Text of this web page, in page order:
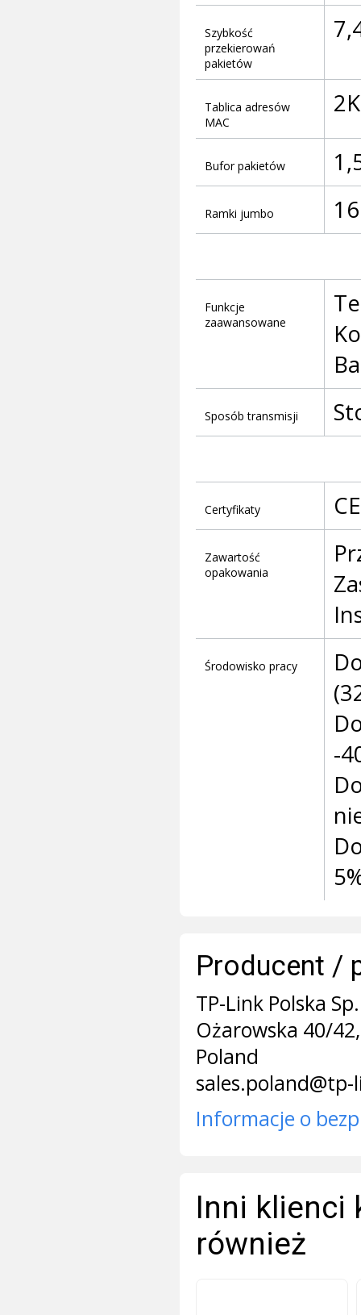
Szybkość
przekierowań
pakietów
Tablica adresów
MAC
2K
Bufor pakietów
Ramki jumbo
Funkcje
zaawansowane
Sposób transmisji
Certyfikaty
Zawartość
opakowania
Środowisko pracy
-
Producent /
TP-Link Polska
Ożarowska 40/
Poland
Informacje o
Inni klienci
również